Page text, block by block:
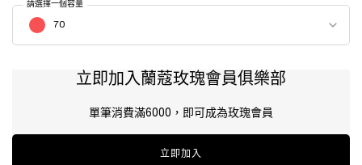
70
請選擇一個容量
立即加入蘭蔻玫瑰會員俱樂部
單筆消費滿6000，即可成為玫瑰會員
立即加入